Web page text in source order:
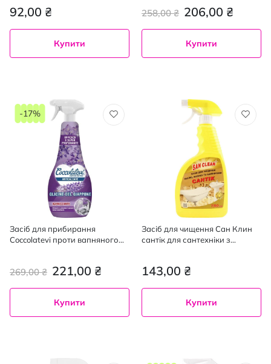
92,00 ₴
Купити
206,00 ₴
258,00 ₴
Купити
Засіб для прибирання
Coccolatevi проти вапняного
221,00 ₴
269,00 ₴
-17%
Купити
Засіб для чищення Сан Клин
сантік для сантехніки з
143,00 ₴
Купити